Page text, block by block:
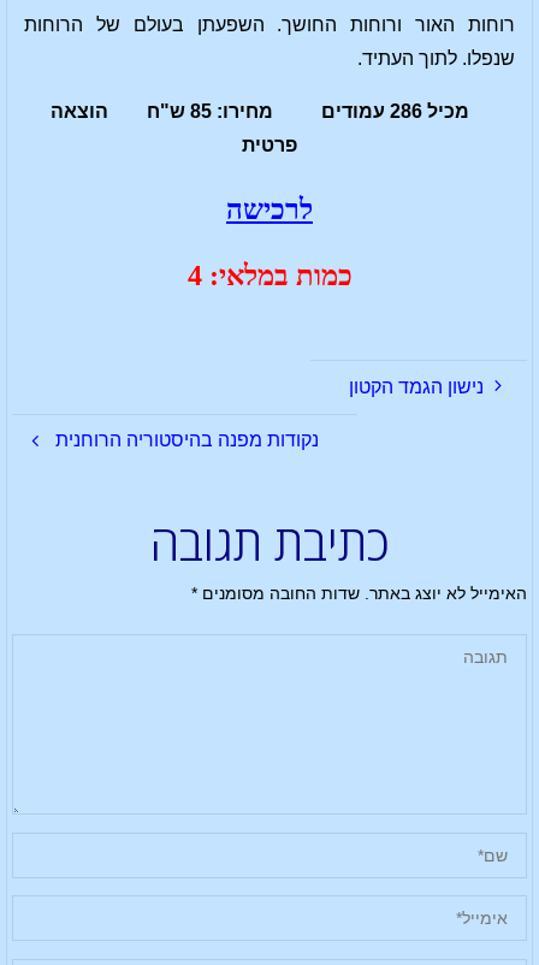
רוחות האור ורוחות החושך. השפעתן בעולם של הרוחות
שנפלו. לתוך העתיד.
מכיל 286 עמודים מחירו: 85 ש"ח הוצאה
פרטית
לרכישה
כמות במלאי: 4
נישון הגמד הקטון
נקודות מפנה בהיסטוריה הרוחנית
כתיבת תגובה
האימייל לא יוצג באתר. שדות החובה מסומנים*